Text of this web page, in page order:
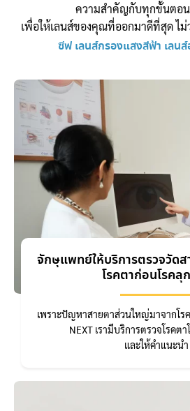
ความสำคัญกับทุกขั้นตอน
เพื่อให้เลนส์ของคุณที่ออกมาดีที่สุด ไม่
ซีฟ เลนส์กรองแสงสีฟ้า เลน
จักษุแพทย์ให้บริการตรวจวัด
โรคตาก่อนโรคลุ
เพราะปัญหาสายตาส่วนใหญ่มาจากโร
NEXT เรามีบริการตรวจโรคต
และให้คำแนะนำ